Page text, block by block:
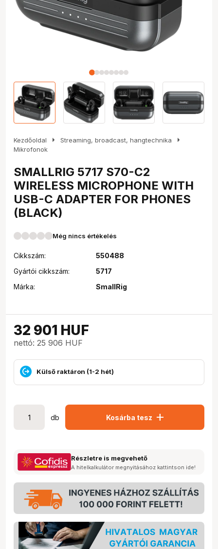
Kezdőoldal arrow_right Streaming, broadcast, hangtechnika arrow_right
Mikrofonok
SMALLRIG 5717 S70-C2
WIRELESS MICROPHONE WITH
USB-C ADAPTER FOR PHONES
(BLACK)
Még nincs értékelés
Cikkszám:
550488
Gyártói cikkszám:
5717
Márka:
SmallRig
32 901 HUF
nettó: 25 906 HUF
Külső raktáron (1-2 hét)
db Kosárba tesz add
Részletre is megvehető
A hitelkalkulátor megnyitásához kattintson ide!